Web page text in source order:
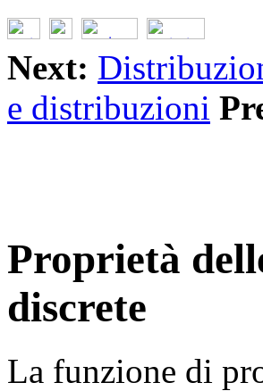
Next:
e distribuzioni
Proprietà
discrete
La funzione di